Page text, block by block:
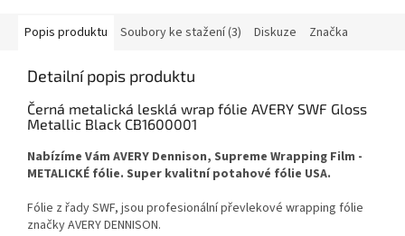
Popis produktu Soubory ke stažení (3) Diskuze Značka
Detailní popis produktu
Černá metalická lesklá wrap fólie AVERY SWF Gloss
Metallic Black CB1600001
Nabízíme Vám AVERY Dennison, Supreme Wrapping Film -
METALICKÉ fólie. Super kvalitní potahové fólie USA.
Fólie z řady SWF, jsou profesionální převlekové wrapping fólie
značky AVERY DENNISON.